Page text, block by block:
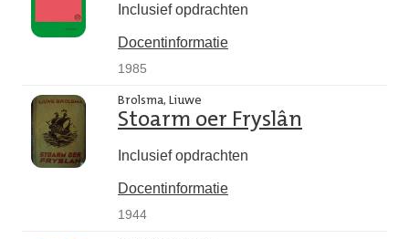
Inclusief opdrachten
Docentinformatie
1985
Brolsma, Liuwe
Stoarm oer Fryslân
Inclusief opdrachten
Docentinformatie
1944